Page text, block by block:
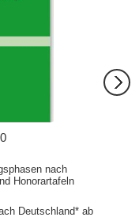
nach
Honorartafeln
Deutschland* ab